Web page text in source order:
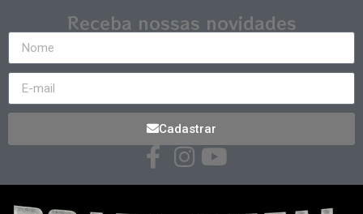
Receba nossas novidades
Cadastrar